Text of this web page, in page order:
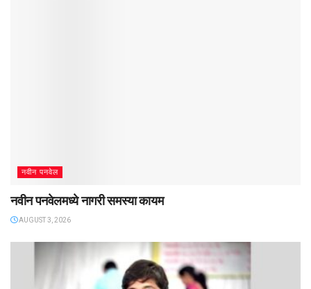
नवीन पनवेल
नवीन पनवेलमध्ये नागरी समस्या कायम
AUGUST 3, 2026